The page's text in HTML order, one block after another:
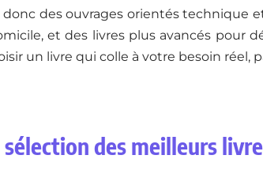
donc des ouvrages orientés technique
et des livres plus avancés pour
un livre qui colle à votre besoin réel,
des meilleurs